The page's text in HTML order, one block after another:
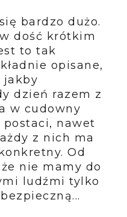
bardzo dużo.
dość krótkim
to tak
opisane,
jakby
dzień razem z
w cudowny
postaci, nawet
z nich ma
Od
nie mamy do
ludźmi tylko